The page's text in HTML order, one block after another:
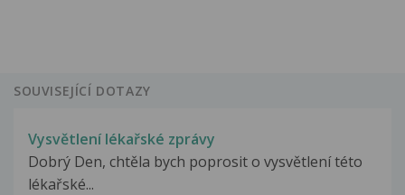
SOUVISEJÍCÍ DOTAZY
Vysvětlení lékařské zprávy
Dobrý Den, chtěla bych poprosit o vysvětlení této
lékařské...